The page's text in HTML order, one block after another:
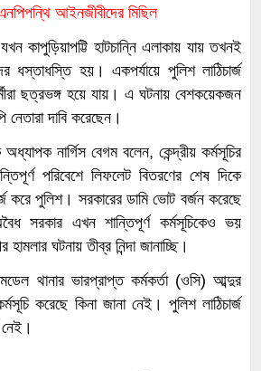
আইনজীবীদের মিছিল
কাপুড়িয়াপট্টি হাটচান্নি এলাকায় যায় তখনই
ধস্তাধস্তি হয়। একপর্যায়ে পুলিশ লাঠিচার্জ
ছত্রভঙ্গ হয়ে যায়। এ ঘটনায় বেশকয়েকজন
দাবি করেছেন।
নার্গিস বেগম বলেন, কেন্দ্রীয় কর্মসূচির
পরিবেশে লিফলেট বিতরণের শেষ দিকে
করে পুলিশ। সরকারের ডামি ভোট বর্জন করেছে
সরকার এখন শান্তিপূর্ণ কর্মসূচিকেও ভয়
ঘটনায় তীব্র নিন্দা জানাচ্ছি।
থানার ভারপ্রাপ্ত কর্মকর্তা (ওসি) আব্দুর
করেছে কিনা জানা নেই। পুলিশ লাঠিচার্জ
নেই।